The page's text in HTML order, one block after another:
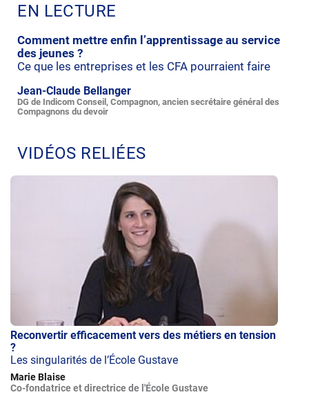
EN LECTURE
Comment mettre enfin l’apprentissage au service
des jeunes ?
Ce que les entreprises et les CFA pourraient faire
Jean-Claude Bellanger
DG de Indicom Conseil, Compagnon, ancien secrétaire général des
Compagnons du devoir
VIDÉOS RELIÉES
Reconvertir efficacement vers des métiers en tension
?
Les singularités de l’École Gustave
Marie Blaise
Co-fondatrice et directrice de l'École Gustave